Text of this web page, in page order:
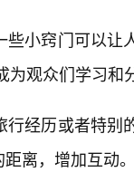
小窍门可以让
为观众们学习和
经历或者特别
离，增加互动